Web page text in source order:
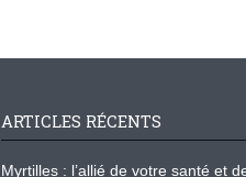
ARTICLES RÉCENTS
Myrtilles : l’allié de votre santé et